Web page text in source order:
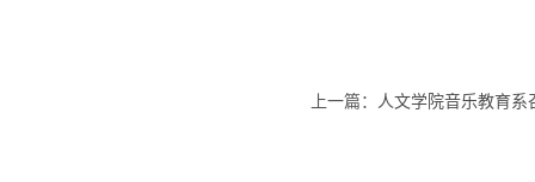
上一篇： 人文学院音乐教育系